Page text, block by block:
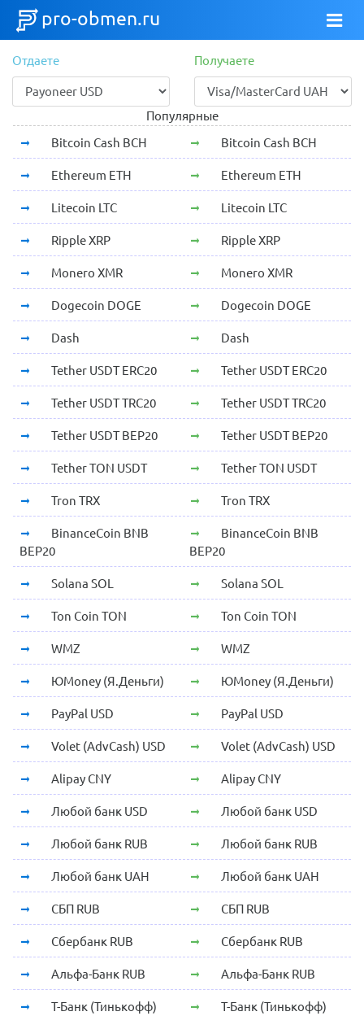
pro-obmen.ru
Отдаете Получаете
Популярные
Bitcoin Cash BCH
Bitcoin Cash BCH
Ethereum ETH Ethereum ETH
Litecoin LTC Litecoin LTC
Ripple XRP Ripple XRP
Monero XMR Monero XMR
Dogecoin DOGE Dogecoin DOGE
Dash Dash
Tether USDT ERC20 Tether USDT ERC20
Tether USDT TRC20 Tether USDT TRC20
Tether USDT BEP20 Tether USDT BEP20
Tether TON USDT Tether TON USDT
Tron TRX Tron TRX
BinanceCoin BNB
BEP20
BinanceCoin BNB
BEP20
Solana SOL Solana SOL
Ton Coin TON Ton Coin TON
WMZ WMZ
ЮMoney (Я.Деньги) ЮMoney (Я.Деньги)
PayPal USD PayPal USD
Volet (AdvCash) USD Volet (AdvCash) USD
Alipay CNY Alipay CNY
Любой банк USD Любой банк USD
Любой банк RUB Любой банк RUB
Любой банк UAH Любой банк UAH
СБП RUB СБП RUB
Сбербанк RUB Сбербанк RUB
Альфа-Банк RUB Альфа-Банк RUB
Т-Банк (Тинькофф)
Т-Банк (Тинькофф)